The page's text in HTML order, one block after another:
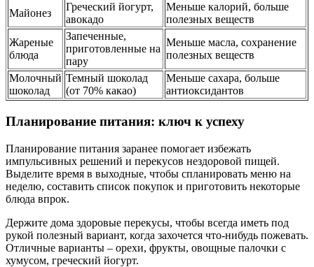
Майонез
Греческий йогурт,
авокадо
Меньше калорий, больше
полезных веществ
Жареные
блюда
Запеченные,
приготовленные на
пару
Меньше масла, сохранение
полезных веществ
Молочный
шоколад
Темный шоколад
(от 70% какао)
Меньше сахара, больше
антиоксидантов
Планирование питания: ключ к успеху
Планирование питания заранее помогает избежать
импульсивных решений и перекусов нездоровой пищей.
Выделите время в выходные, чтобы спланировать меню на
неделю, составить список покупок и приготовить некоторые
блюда впрок.
Держите дома здоровые перекусы, чтобы всегда иметь под
рукой полезный вариант, когда захочется что-нибудь пожевать.
Отличные варианты – орехи, фрукты, овощные палочки с
хумусом, греческий йогурт.